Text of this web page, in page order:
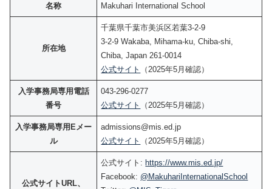
名称 Makuhari International School
所在地
千葉県千葉市美浜区若葉3-2-9
3-2-9 Wakaba, Mihama-ku, Chiba-shi,
Chiba, Japan 261-0014
公式サイト
（2025年5月確認）
入学事務局専用電話
番号
043-296-0277
公式サイト
（2025年5月確認）
入学事務局専用Eメー
ル
admissions@mis.ed.jp
公式サイト
（2025年5月確認）
公式サイトURL、
公式サイト: https://www.mis.ed.jp/
Facebook: @MakuhariInternationalSchool